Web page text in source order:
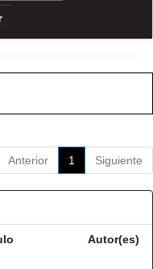
Anterior 1 Siguiente
Autor(es)